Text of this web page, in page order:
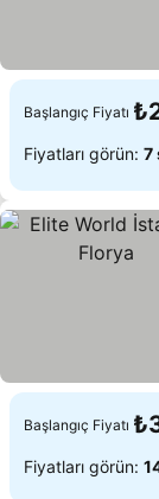
Başlangıç Fiyatı
Fiyatları görün: 7
Başlangıç Fiyatı
Fiyatları görün: